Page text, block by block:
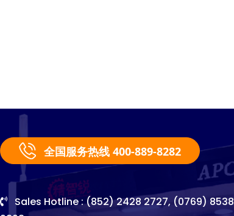
全国服务热线 400-889-8282
Sales Hotline : (852) 2428 2727, (0769) 8538